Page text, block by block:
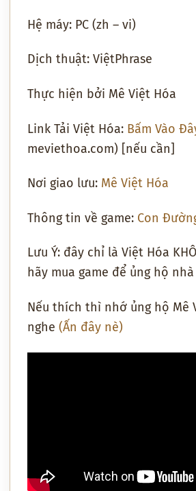
Hệ máy: PC (zh – vi)
Dịch thuật: ViệtPhrase
Thực hiện bởi Mê Việt Hóa
Link Tải Việt Hóa: Bấm Vào
meviethoa.com) [nếu cần]
Nơi giao lưu: Mê Việt Hóa
Thông tin về game: Con
Lưu Ý: đây chỉ là Việt Hóa
hãy mua game để ủng hộ
Nếu thích thì nhớ ủng hộ Mê
nghe (Ấn đây nè)